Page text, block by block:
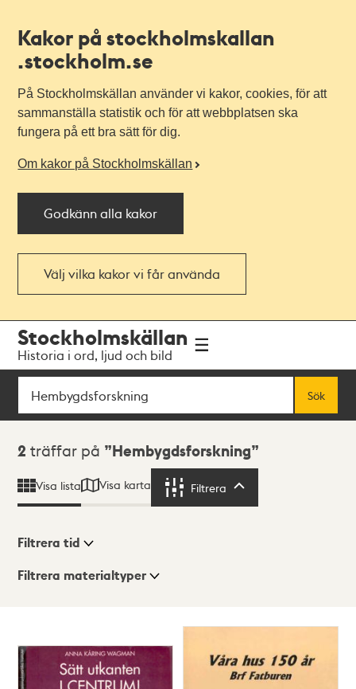
Kakor på stockholmskallan
.stockholm.se
På Stockholmskällan använder vi kakor, cookies, för att
sammanställa statistik och för att webbplatsen ska
fungera på ett bra sätt för dig.
Om kakor på Stockholmskällan
Godkänn alla kakor
Välj vilka kakor vi får använda
navigationen
huvudinnehållet
Stockholmskällan
Historia i ord, ljud och bild
Sök
Sök
Sökresultat
2 träffar på Hembygdsforskning
Visa lista Visa karta Filtrera
Visningsläge
Lista
Karta
Filtrera tid
Filtrera materialtyper